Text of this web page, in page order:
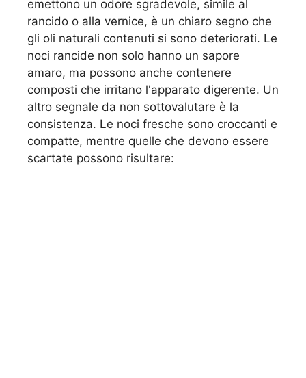
emettono un odore sgradevole, simile al
rancido o alla vernice, è un chiaro segno che
gli oli naturali contenuti si sono deteriorati. Le
noci rancide non solo hanno un sapore
amaro, ma possono anche contenere
composti che irritano l'apparato digerente. Un
altro segnale da non sottovalutare è la
consistenza. Le noci fresche sono croccanti e
compatte, mentre quelle che devono essere
scartate possono risultare: